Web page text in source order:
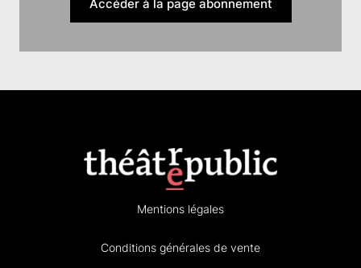
Accéder à la page abonnement
Mentions légales
Conditions générales de vente